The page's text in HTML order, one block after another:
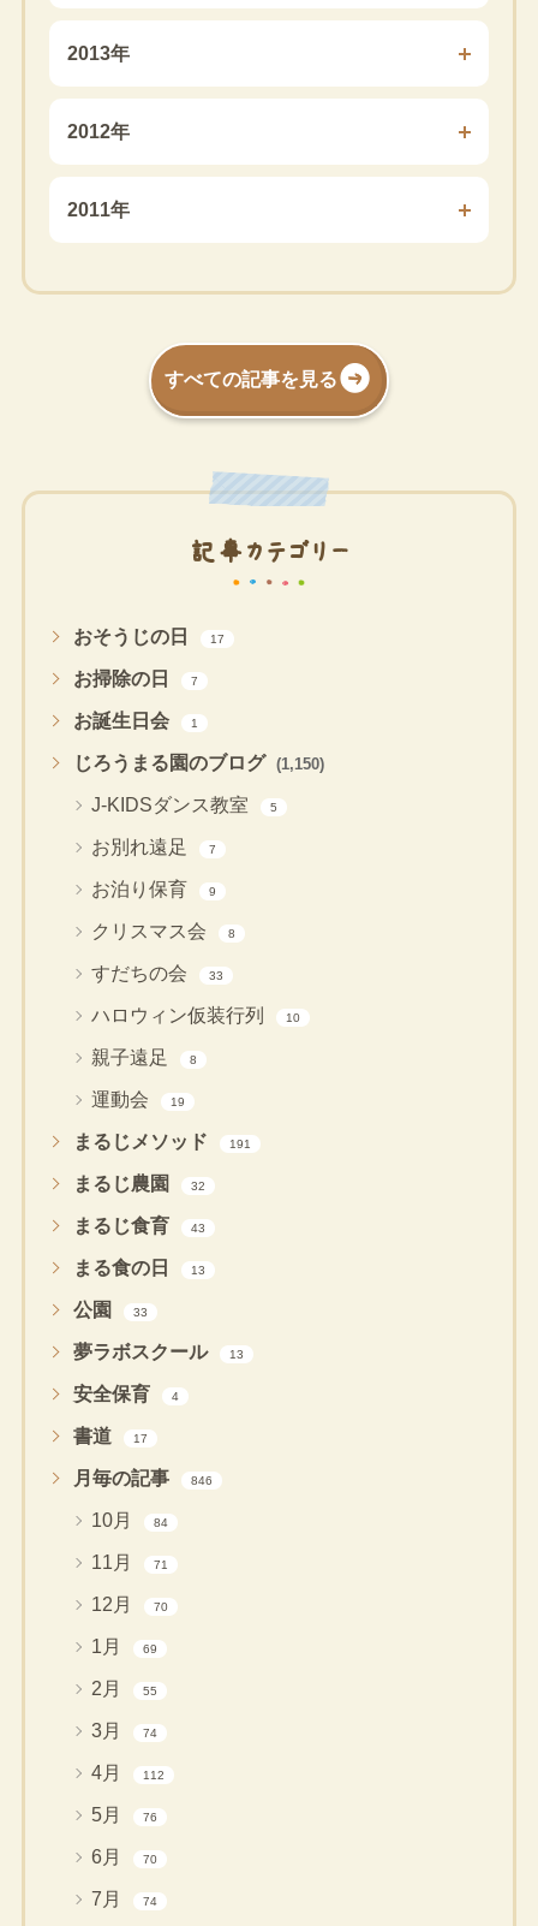
2013年
2012年
2011年
すべての記事を見る
記事カテゴリー
おそうじの日 17
お掃除の日 7
お誕生日会 1
じろうまる園のブログ (1,150)
J-KIDSダンス教室 5
お別れ遠足 7
お泊り保育 9
クリスマス会 8
すだちの会 33
ハロウィン仮装行列 10
親子遠足 8
運動会 19
まるじメソッド 191
まるじ農園 32
まるじ食育 43
まる食の日 13
公園 33
夢ラボスクール 13
安全保育 4
書道 17
月毎の記事 846
10月 84
11月 71
12月 70
1月 69
2月 55
3月 74
4月 112
5月 76
6月 70
7月 74